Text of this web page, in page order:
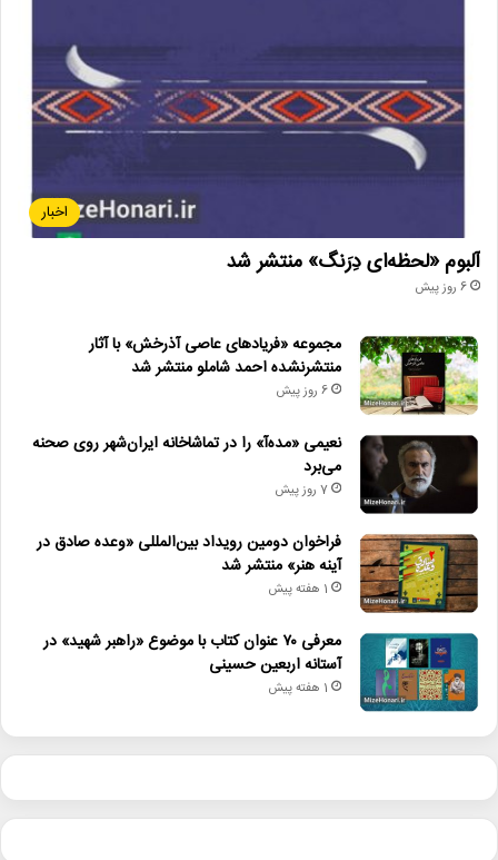
لینک خبر
• نگاه هفته
• مجله هنری
• زمان ساخت و اکران «مایکل ۲» اعلام شد
• راهیابی ۲ انیمیشن کوتاه به سی‌امین جشنواره فیلم رود آیلند
• شایعه یا واقعیت؟ نقش کلیدی پل توماس اندرسون در فیلم جدید
اسکورسیزی
• افتتاح نمایش «یک فیل ناپدید شده است» با حضور ایرج راد
• جزئیات اکران مستند «ماسک» منتشر شد
ادبیات_کودک تئاتر_شهر
تی_اس_الیوت
اخبار
آلبوم «لحظه‌ای دِرَنگ» منتشر شد
6 روز پیش
مجموعه «فریادهای عاصی آذرخش» با آثار
منتشرنشده احمد شاملو منتشر شد
6 روز پیش
نعیمی «مده‌آ» را در تماشاخانه ایران‌شهر روی صحنه
می‌برد
7 روز پیش
فراخوان دومین رویداد بین‌المللی «وعده صادق در
آینه هنر» منتشر شد
1 هفته پیش
معرفی ۷۰ عنوان کتاب با موضوع «راهبر شهید» در
آستانه اربعین حسینی
1 هفته پیش